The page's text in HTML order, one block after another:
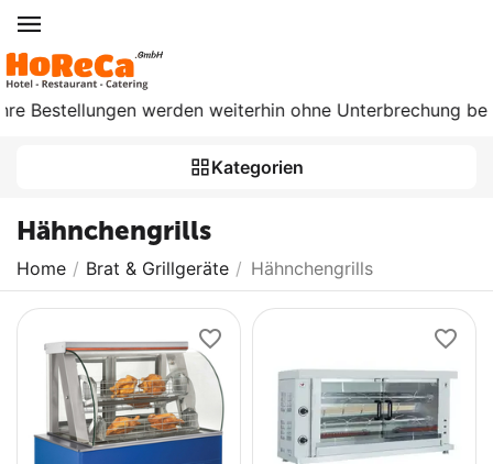
werden weiterhin ohne Unterbrechung
Kategorien
Hähnchengrills
Home / Brat & Grillgeräte / Hähnchengrills